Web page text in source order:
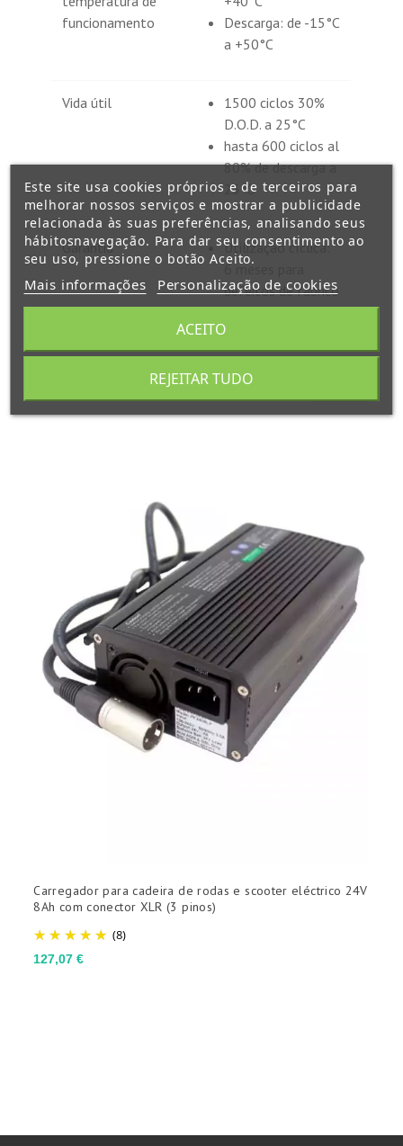
funcionamento
Descarga: de -15°C
a +50°C
Vida útil
1500 ciclos 30%
D.O.D. a 25°C
hasta 600 ciclos al
80% de descarga a
25°C
Garantia
Utilização cíclica:
6 meses para
defeitos de fabrico
também poderá gostar
(8)
Preço
127,07 €
Carregador para cadeira de rodas e scooter eléctrico 24V
8Ah com conector XLR (3 pinos)
Este site usa cookies próprios e de terceiros para
melhorar nossos serviços e mostrar a publicidade
relacionada às suas preferências, analisando seus
hábitosnavegação. Para dar seu consentimento ao
seu uso, pressione o botão Aceito.
Mais informações Personalização de cookies
REJEITAR TUDO
ACEITO